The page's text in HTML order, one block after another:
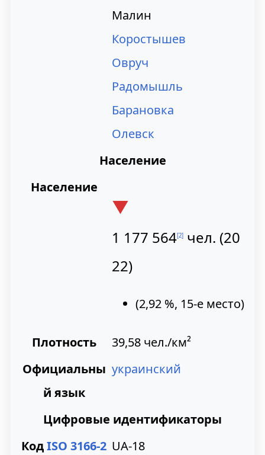
Малин
Коростышев
Овруч
Радомышль
Барановка
Олевск
Население
Население
▼
1 177 564[2] чел. (20
22)
(2,92 %, 15-е место)
Плотность
39,58 чел./км²
Официальны
й язык
украинский
Цифровые идентификаторы
КодISO 3166-2 UA-18